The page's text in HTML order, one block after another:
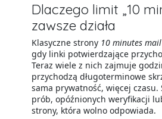
Dlaczego limit „10
zawsze działa
Klasyczne strony 10 minutes mail
gdy linki potwierdzające
Teraz wiele z nich zajmuje
przychodzą długoterminowe
sama prywatność, więcej czasu.
prób, opóźnionych weryfikacji
strony, która wolno odpowiada.